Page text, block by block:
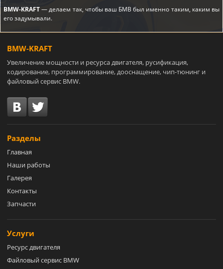
BMW-KRAFT— делаем так, чтобы ваш БМВ был именно таким, каким вы
его задумывали.
BMW-KRAFT
Увеличение мощности и ресурса двигателя, русификация,
кодирование, программирование, дооснащение, чип-тюнинг и
файловый сервис BMW.
Разделы
Главная
Наши работы
Галерея
Контакты
Запчасти
Услуги
Ресурс двигателя
Файловый сервис BMW